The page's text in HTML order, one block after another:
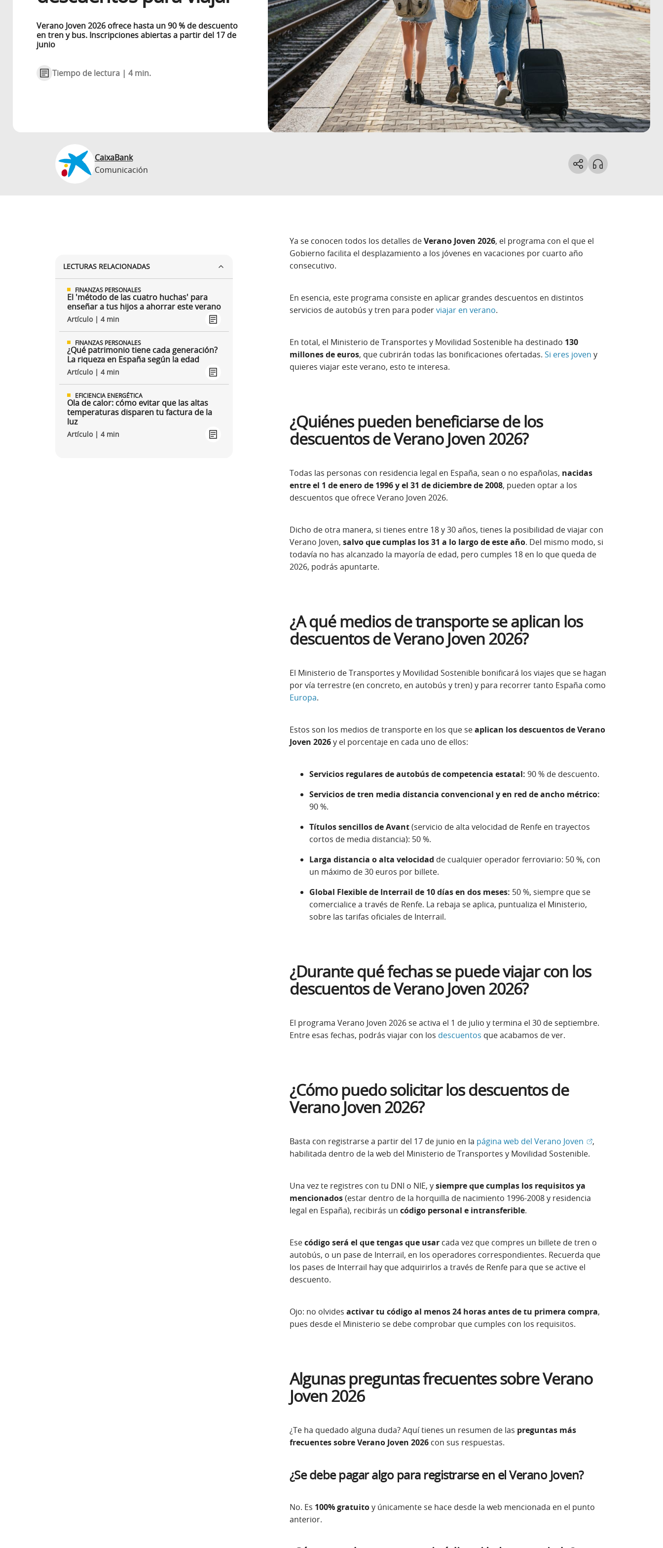
Verano Joven 2026 ofrece hasta un 90 % de descuento
en tren y bus. Inscripciones abiertas a partir del 17 de
junio
Tiempo de lectura | 4 min.
CaixaBank
Comunicación
LECTURAS RELACIONADAS
FINANZAS PERSONALES
El 'método de las cuatro huchas' para
enseñar a tus hijos a ahorrar este verano
Artículo | 4 min
FINANZAS PERSONALES
¿Qué patrimonio tiene cada generación?
La riqueza en España según la edad
Artículo | 4 min
EFICIENCIA ENERGÉTICA
Ola de calor: cómo evitar que las altas
temperaturas disparen tu factura de la
luz
Artículo | 4 min
Ya se conocen todos los detalles deVerano Joven 2026, el programa con el que el
Gobierno facilita el desplazamiento a los jóvenes en vacaciones por cuarto año
consecutivo.
En esencia, este programa consiste en aplicar grandes descuentos en distintos
servicios de autobús y tren para poderviajar en verano.
En total, el Ministerio de Transportes y Movilidad Sostenible ha destinado 130
millones de euros, que cubrirán todas las bonificaciones ofertadas. Si eres joven y
quieres viajar este verano, esto te interesa.
¿Quiénes pueden beneficiarse de los
descuentos de Verano Joven 2026?
Todas las personas con residencia legal en España, sean o no españolas, nacidas
entre el 1 de enero de 1996 y el 31 de diciembre de 2008, pueden optar a los
descuentos que ofrece Verano Joven 2026.
Dicho de otra manera, si tienes entre 18 y 30 años, tienes la posibilidad de viajar con
Verano Joven, salvo que cumplas los 31 a lo largo de este año. Del mismo modo, si
todavía no has alcanzado la mayoría de edad, pero cumples 18 en lo que queda de
2026, podrás apuntarte.
¿A qué medios de transporte se aplican los
descuentos de Verano Joven 2026?
El Ministerio de Transportes y Movilidad Sostenible bonificará los viajes que se hagan
por vía terrestre (en concreto, en autobús y tren) y para recorrer tanto España como
Europa.
Estos son los medios de transporte en los que seaplican los descuentos de Verano
Joven 2026y el porcentaje en cada uno de ellos:
Servicios regulares de autobús de competencia estatal: 90 % de descuento.
Servicios de tren media distancia convencional y en red de ancho métrico:
90 %.
Títulos sencillos de Avant(servicio de alta velocidad de Renfe en trayectos
cortos de media distancia): 50 %.
Larga distancia o alta velocidad de cualquier operador ferroviario: 50 %, con
un máximo de 30 euros por billete.
Global Flexible de Interrail de 10 días en dos meses: 50 %, siempre que se
comercialice a través de Renfe. La rebaja se aplica, puntualiza el Ministerio,
sobre las tarifas oficiales de Interrail.
¿Durante qué fechas se puede viajar con los
descuentos de Verano Joven 2026?
El programa Verano Joven 2026 se activa el 1 de julio y termina el 30 de septiembre.
Entre esas fechas, podrás viajar con los descuentos que acabamos de ver.
¿Cómo puedo solicitar los descuentos de
Verano Joven 2026?
Basta con registrarse a partir del 17 de junio en la página web del Verano Joven (Abrir en ventana
,
habilitada dentro de la web del Ministerio de Transportes y Movilidad Sostenible.
Una vez te registres con tu DNI o NIE, ysiempre que cumplas los requisitos ya
mencionados(estar dentro de la horquilla de nacimiento 1996-2008 y residencia
legal en España), recibirás un código personal e intransferible.
Esecódigo será el que tengas que usarcada vez que compres un billete de tren o
autobús, o un pase de Interrail, en los operadores correspondientes. Recuerda que
los pases de Interrail hay que adquirirlos a través de Renfe para que se active el
descuento.
Ojo: no olvides activar tu código al menos 24 horas antes de tu primera compra,
pues desde el Ministerio se debe comprobar que cumples con los requisitos.
Algunas preguntas frecuentessobre Verano
Joven 2026
¿Te ha quedado alguna duda? Aquí tienes un resumen de las preguntas más
frecuentes sobre Verano Joven 2026 con sus respuestas.
¿Se debe pagar algo para registrarse en el Verano Joven?
No. Es 100% gratuitoy únicamente se hace desde la web mencionada en el punto
anterior.